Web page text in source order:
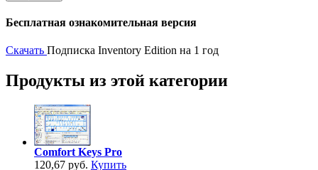
Бесплатная ознакомительная версия
Скачать Подписка Inventory Edition на 1 год
Продукты из этой категории
Comfort Keys Pro
120,67 руб. Купить